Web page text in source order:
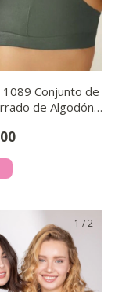
1089 Conjunto de
de Algodón
1 /2